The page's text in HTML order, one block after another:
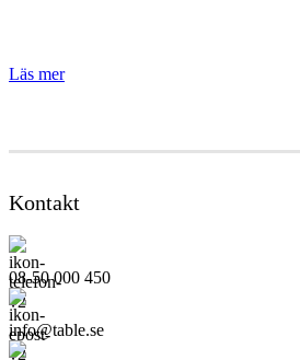
Läs mer
Kontakt
08-50 000 450
info@table.se